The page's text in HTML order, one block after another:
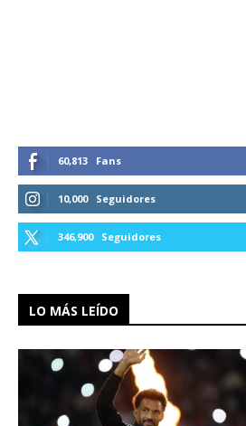
60,813 Fans
10,000 Seguidores
346,900 Seguidores
LO MÁS LEÍDO